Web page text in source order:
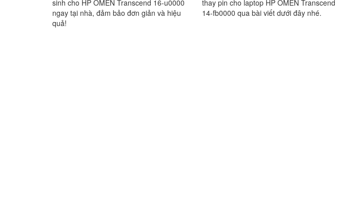
sinh cho HP OMEN Transcend 16-u0000
ngay tại nhà, đảm bảo đơn giản và hiệu
quả!
thay pin cho laptop HP OMEN Transcend
14-fb0000 qua bài viết dưới đây nhé.